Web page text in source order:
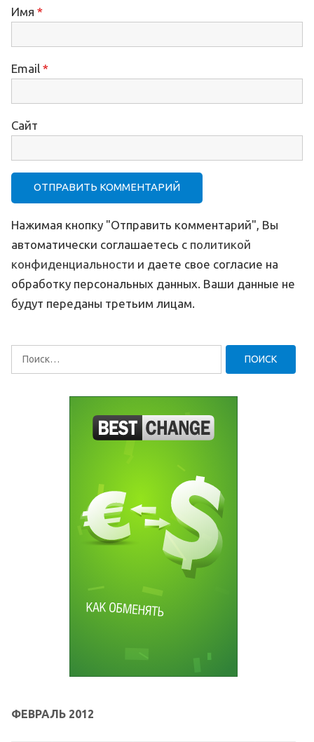
Имя *
Email *
Сайт
Нажимая кнопку "Отправить комментарий", Вы
автоматически соглашаетесь с политикой
конфиденциальности и даете свое согласие на
обработку персональных данных. Ваши данные не
будут переданы третьим лицам.
Найти:
ФЕВРАЛЬ 2012